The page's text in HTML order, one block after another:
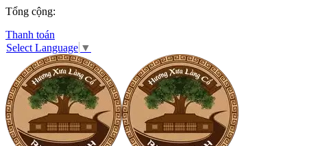
Tổng cộng:
Thanh toán
Select Language ▼